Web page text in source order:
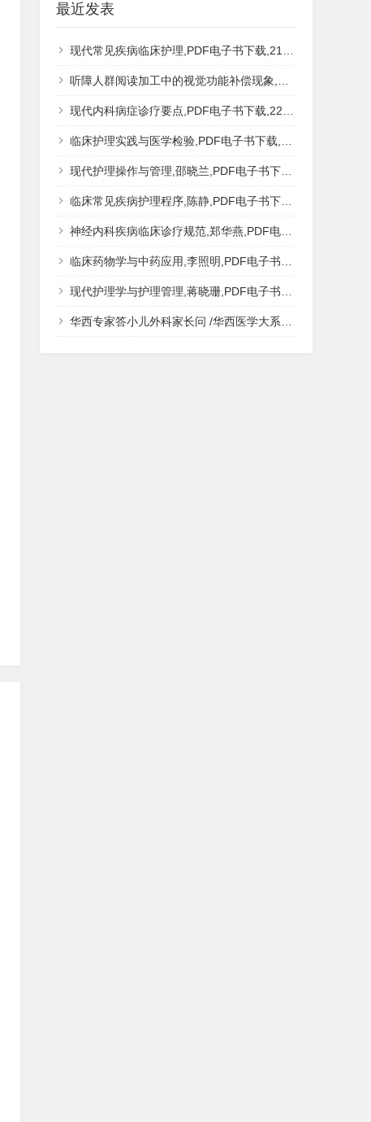
最近发表
现代常见疾病临床护理,PDF电子书下载,217MB,网盘资源
听障人群阅读加工中的视觉功能补偿现象,秦钊,PDF电子书下载,网盘资源
现代内科病症诊疗要点,PDF电子书下载,223MB,网盘资源
临床护理实践与医学检验,PDF电子书下载,193MB,网盘资源
现代护理操作与管理,邵晓兰,PDF电子书下载,242MB,网盘资源
临床常见疾病护理程序,陈静,PDF电子书下载,185MB,网盘资源
神经内科疾病临床诊疗规范,郑华燕,PDF电子书下载,188MB,网盘资源
临床药物学与中药应用,李照明,PDF电子书下载,202MB,网盘资源
现代护理学与护理管理,蒋晓珊,PDF电子书下载,223MB,网盘资源
华西专家答小儿外科家长问 /华西医学大系?医学科普,PDF电子书网盘下载